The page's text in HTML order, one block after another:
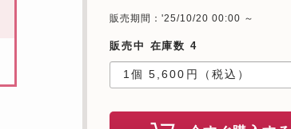
販売期間：'25/10/20 00:00 ～
販売中 在庫数 4